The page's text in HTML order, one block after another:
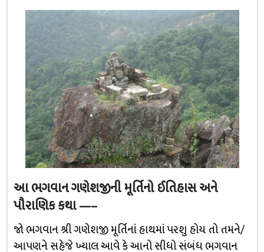
આ ભગવાન ગણેશજીની મૂર્તિનો ઈતિહાસ અને
પૌરાણિક કથા—–
જો ભગવાન શ્રી ગણેશજી મૂર્તિનાં હાથમાં પરશુ હોય તો તમને/
આપણને સહેજે ખ્યાલ આવે કે આનો સીધો સંબંધ ભગવાન